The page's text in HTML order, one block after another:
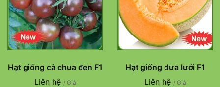
Hạt giống cà chua đen F1
Liên hệ / Giá
Hạt giống dưa lưới F1
Liên hệ / Giá